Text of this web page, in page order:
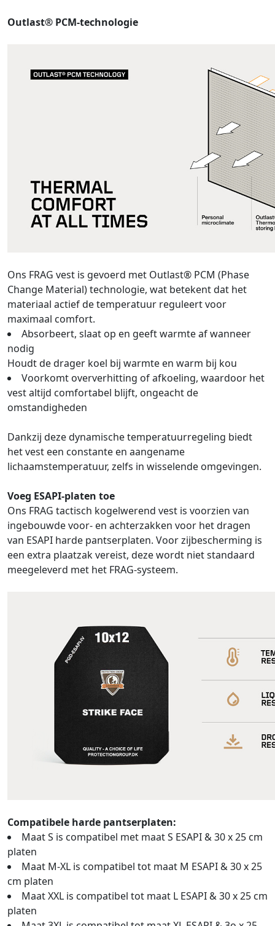
Outlast® PCM-technologie
Ons FRAG vest is gevoerd met Outlast® PCM (Phase
Change Material) technologie, wat betekent dat het
materiaal actief de temperatuur reguleert voor
maximaal comfort.
Absorbeert, slaat op en geeft warmte af wanneer
nodig
Houdt de drager koel bij warmte en warm bij kou
Voorkomt oververhitting of afkoeling, waardoor het
vest altijd comfortabel blijft, ongeacht de
omstandigheden
Dankzij deze dynamische temperatuurregeling biedt
het vest een constante en aangename
lichaamstemperatuur, zelfs in wisselende omgevingen.
Voeg ESAPI-platen toe
Ons FRAG tactisch kogelwerend vest is voorzien van
ingebouwde voor- en achterzakken voor het dragen
van ESAPI harde pantserplaten. Voor zijbescherming is
een extra plaatzak vereist, deze wordt niet standaard
meegeleverd met het FRAG-systeem.
Compatibele harde pantserplaten:
Maat S is compatibel met maat S ESAPI & 30 x 25 cm
platen
Maat M-XL is compatibel tot maat M ESAPI & 30 x 25
cm platen
Maat XXL is compatibel tot maat L ESAPI & 30 x 25 cm
platen